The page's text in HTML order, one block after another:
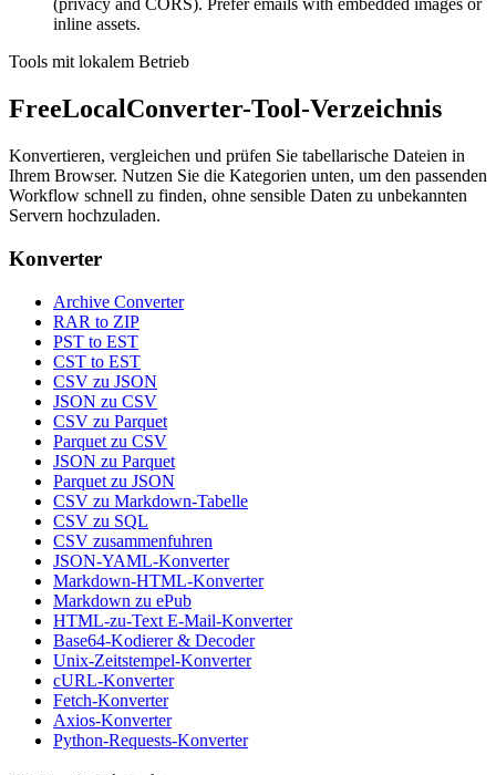
(privacy and CORS). Prefer emails with embedded images or
inline assets.
Tools mit lokalem Betrieb
FreeLocalConverter-Tool-Verzeichnis
Konvertieren, vergleichen und prüfen Sie tabellarische Dateien in
Ihrem Browser. Nutzen Sie die Kategorien unten, um den passenden
Workflow schnell zu finden, ohne sensible Daten zu unbekannten
Servern hochzuladen.
Konverter
Archive Converter
RAR to ZIP
PST to EST
CST to EST
CSV zu JSON
JSON zu CSV
CSV zu Parquet
Parquet zu CSV
JSON zu Parquet
Parquet zu JSON
CSV zu Markdown-Tabelle
CSV zu SQL
CSV zusammenfuhren
JSON-YAML-Konverter
Markdown-HTML-Konverter
Markdown zu ePub
HTML-zu-Text E-Mail-Konverter
Base64-Kodierer & Decoder
Unix-Zeitstempel-Konverter
cURL-Konverter
Fetch-Konverter
Axios-Konverter
Python-Requests-Konverter